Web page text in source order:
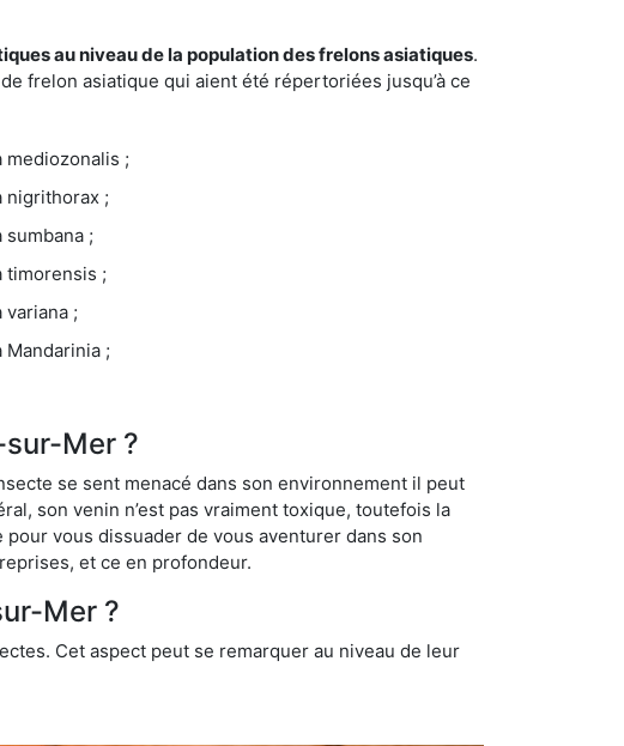
au niveau de la population des frelons asiatiques.
frelon asiatique qui aient été répertoriées jusqu’à ce
mediozonalis ;
nigrithorax ;
sumbana ;
timorensis ;
variana ;
Mandarinia ;
Mer ?
se sent menacé dans son environnement il peut
son venin n’est pas vraiment toxique, toutefois la
vous dissuader de vous aventurer dans son
et ce en profondeur.
Mer ?
Cet aspect peut se remarquer au niveau de leur